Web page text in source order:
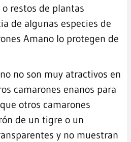
restos de plantas
de algunas especies de
Amano lo protegen de
no son muy atractivos en
camarones enanos para
otros camarones
de un tigre o un
y no muestran